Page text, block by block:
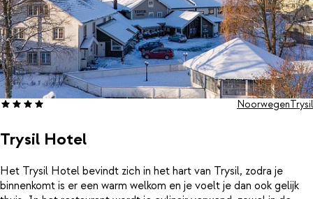
Trysil Hotel
Noorwegen Trysil
Het Trysil Hotel bevindt zich in het hart van Trysil, zodra je
binnenkomt is er een warm welkom en je voelt je dan ook gelijk